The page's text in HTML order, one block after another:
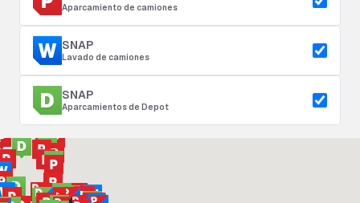
Aparcamiento de camiones
SNAP
Lavado de camiones
SNAP
Aparcamientos de Depot